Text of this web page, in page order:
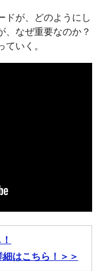
ドが、どのようにし
、なぜ重要なのか？
いく。
はこちら！＞＞